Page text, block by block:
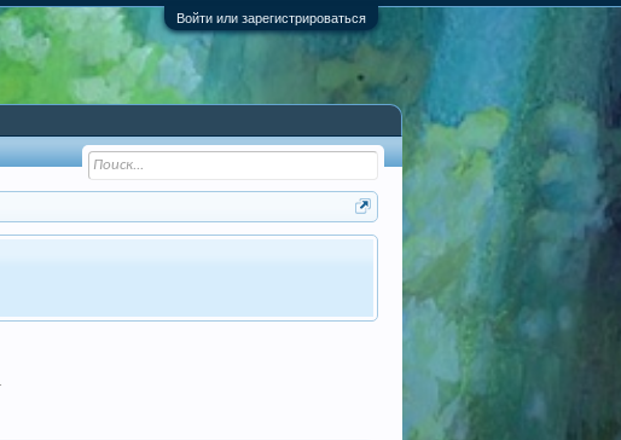
Войти или зарегистрироваться